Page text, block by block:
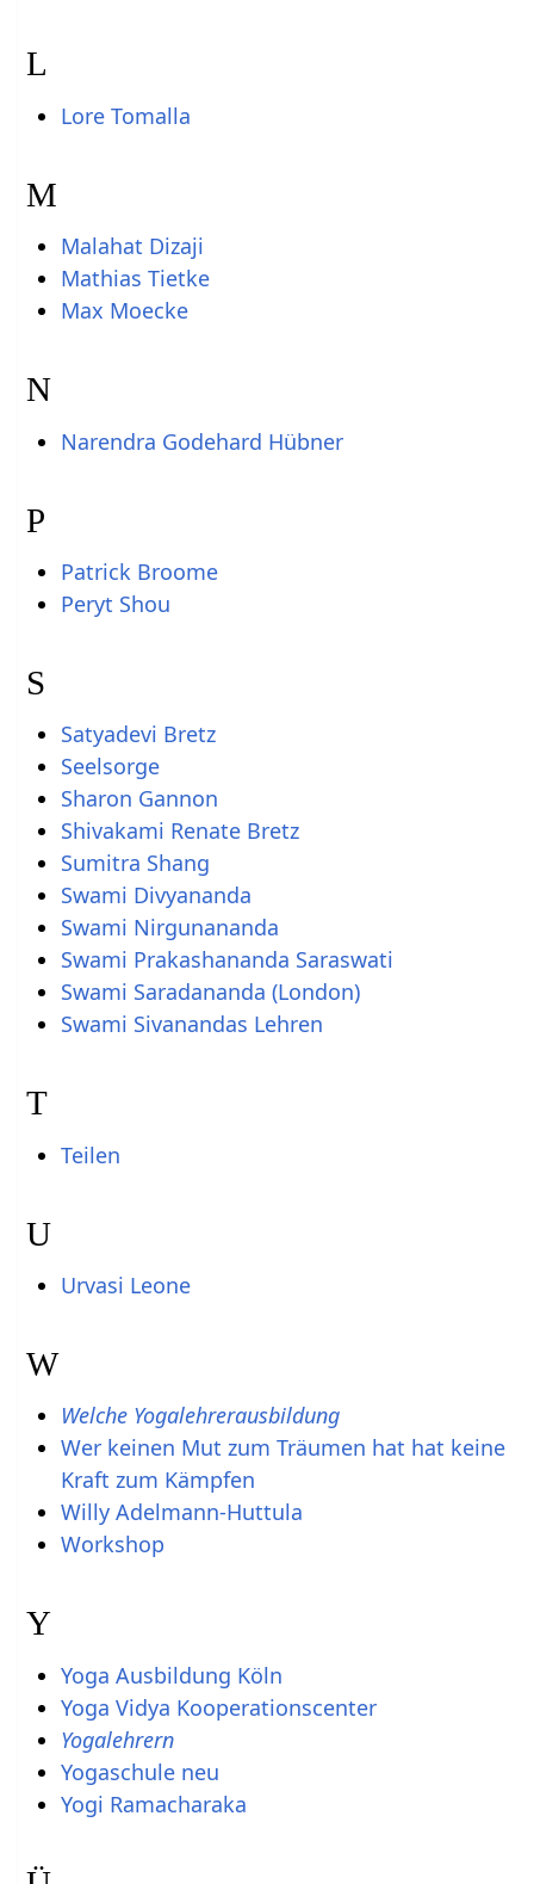
L
Lore Tomalla
M
Malahat Dizaji
Mathias Tietke
Max Moecke
N
Narendra Godehard Hübner
P
Patrick Broome
Peryt Shou
S
Satyadevi Bretz
Seelsorge
Sharon Gannon
Shivakami Renate Bretz
Sumitra Shang
Swami Divyananda
Swami Nirgunananda
Swami Prakashananda Saraswati
Swami Saradananda (London)
Swami Sivanandas Lehren
T
Teilen
U
Urvasi Leone
W
Welche Yogalehrerausbildung
Wer keinen Mut zum Träumen hat hat keine
Kraft zum Kämpfen
Willy Adelmann-Huttula
Workshop
Y
Yoga Ausbildung Köln
Yoga Vidya Kooperationscenter
Yogalehrern
Yogaschule neu
Yogi Ramacharaka